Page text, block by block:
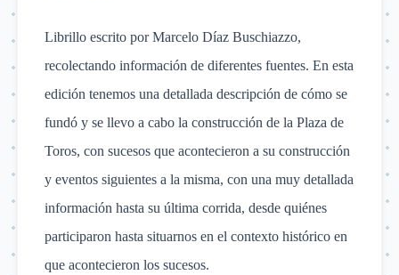
Librillo escrito por Marcelo Díaz Buschiazzo,
recolectando información de diferentes fuentes. En esta
edición tenemos una detallada descripción de cómo se
fundó y se llevo a cabo la construcción de la Plaza de
Toros, con sucesos que acontecieron a su construcción
y eventos siguientes a la misma, con una muy detallada
información hasta su última corrida, desde quiénes
participaron hasta situarnos en el contexto histórico en
que acontecieron los sucesos.